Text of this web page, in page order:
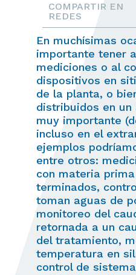
COMPARTIR EN
REDES
En muchísimas
importante tener
mediciones o al
dispositivos en
de la planta, o
distribuidos en
muy importante
incluso en el
ejemplos
entre otros:
con materia
terminados,
toman aguas de
monitoreo del
retornada a un
del tratamiento,
temperatura en
control de